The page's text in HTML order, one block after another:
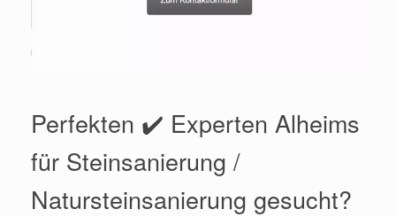
Perfekten ✔️ Experten Alheims
für Steinsanierung /
Natursteinsanierung gesucht?